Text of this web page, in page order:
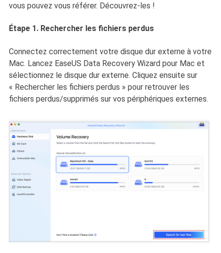
vous pouvez vous référer. Découvrez-les !
Étape 1. Rechercher les fichiers perdus
Connectez correctement votre disque dur externe à votre
Mac. Lancez EaseUS Data Recovery Wizard pour Mac et
sélectionnez le disque dur externe. Cliquez ensuite sur
« Rechercher les fichiers perdus » pour retrouver les
fichiers perdus/supprimés sur vos périphériques externes.